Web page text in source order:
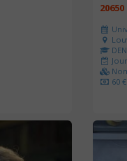
60 €